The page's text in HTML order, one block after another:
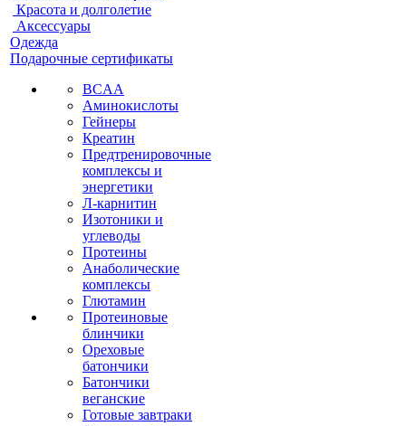
Красота и долголетие
Аксессуары
Одежда
Подарочные сертификаты
BCAA
Аминокислоты
Гейнеры
Креатин
Предтренировочные
комплексы и
энергетики
Л-карнитин
Изотоники и
углеводы
Протеины
Анаболические
комплексы
Глютамин
Протеиновые
блинчики
Ореховые
батончики
Батончики
веганские
Готовые завтраки